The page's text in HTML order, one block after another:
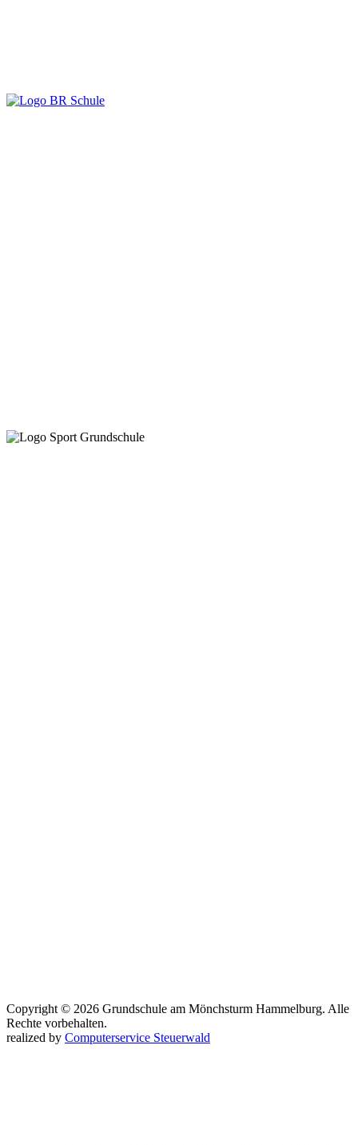
Copyright © 2026 Grundschule am Mönchsturm Hammelburg. Alle
Rechte vorbehalten.
realized by Computerservice Steuerwald